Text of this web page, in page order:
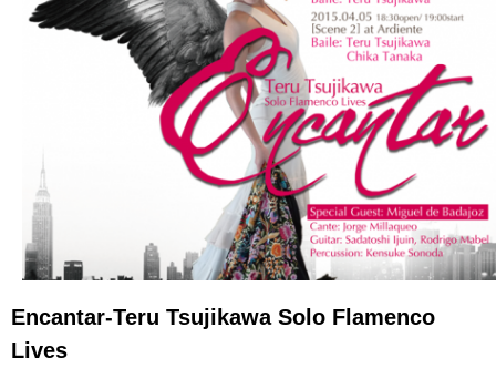
READ MORE
Encantar-Teru Tsujikawa Solo Flamenco
Lives